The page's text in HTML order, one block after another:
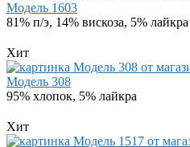
Модель 1603
81% п/э, 14% вискоза, 5% лайкра
Хит
Модель 308
95% хлопок, 5% лайкра
Хит